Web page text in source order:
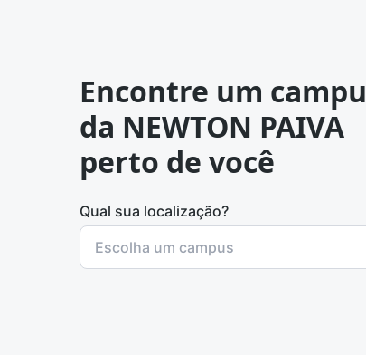
Encontre um
da NEWTON PAIVA
perto de você
Qual sua localização?